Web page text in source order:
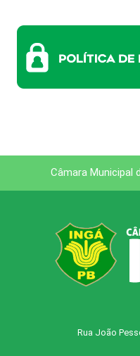
Câmara Municipal
Rua João